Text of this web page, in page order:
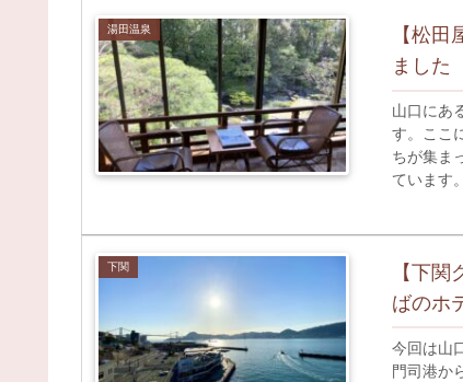
湯田温泉
【松
ました
山口にあ
す。ここ
ちが集ま
ています
下関
【下
ばのホ
今回は山
門司港か